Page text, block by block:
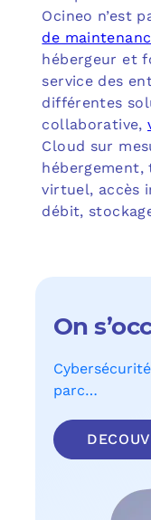
Ocineo n’est
de
hébergeur et
service des
différentes
collaborative,
Cloud sur
hébergement,
virtuel, accès
débit,
On
parc…